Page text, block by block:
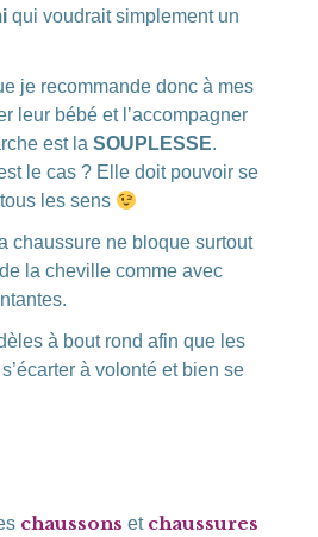
qui voudrait simplement un
je recommande donc à mes
leur bébé et l’accompagner
est la SOUPLESSE.
le cas ? Elle doit pouvoir se
les sens
chaussure ne bloque surtout
la cheville comme avec
à bout rond afin que les
à volonté et bien se
chaussons et chaussures